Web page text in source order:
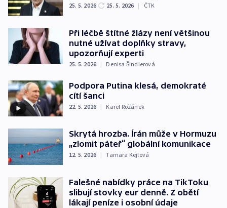
25. 5. 2026 25. 5. 2026 | ČTK
Při léčbě štítné žlázy není většinou
nutné užívat doplňky stravy,
upozorňují experti
25. 5. 2026 | Denisa Šindlerová
Podpora Putina klesá, demokraté
cítí šanci
22. 5. 2026 | Karel Rožánek
Skrytá hrozba. Írán může v Hormuzu
„zlomit páteř“ globální komunikace
12. 5. 2026 | Tamara Kejlová
Falešné nabídky práce na TikToku
slibují stovky eur denně. Z obětí
lákají peníze i osobní údaje